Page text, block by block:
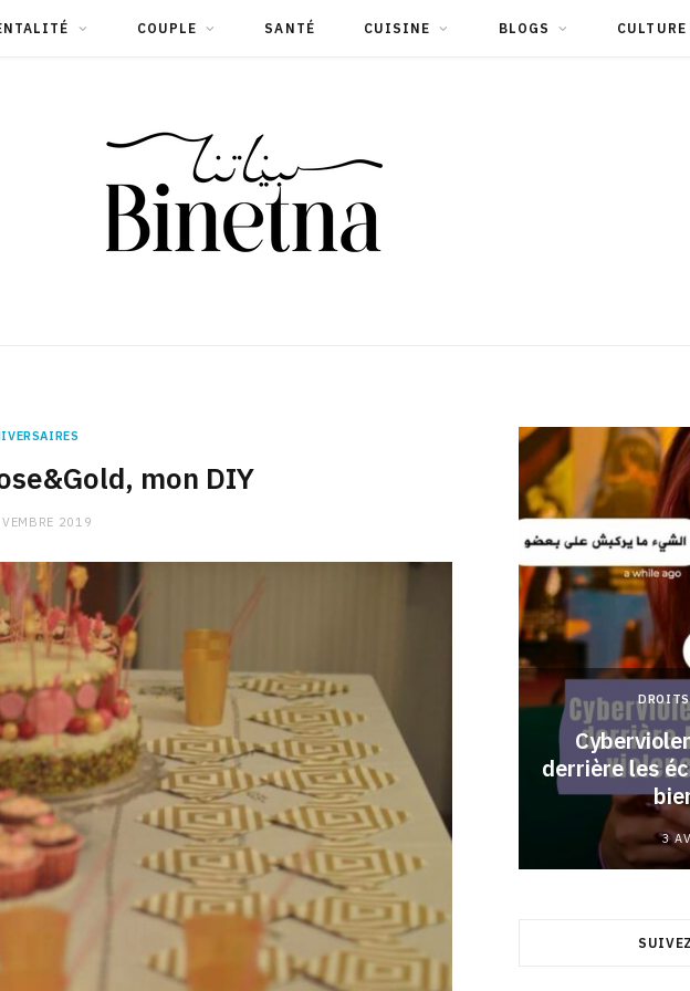
COUPLE SANTÉ CUISINE BLOGS CULTURE
mon DIY
2019
CHARGE MENTALE
Stress après le travail :
comment relâcher la pression
9 JANVIER 2026
DROITS
derrière les
3